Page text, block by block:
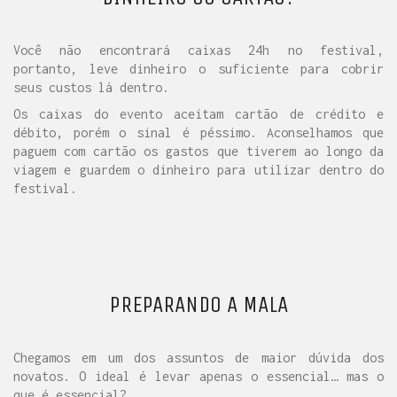
Você não encontrará caixas 24h no festival,
portanto, leve dinheiro o suficiente para cobrir
seus custos lá dentro.
Os caixas do evento aceitam cartão de crédito e
débito, porém o sinal é péssimo. Aconselhamos que
paguem com cartão os gastos que tiverem ao longo da
viagem e guardem o dinheiro para utilizar dentro do
festival.
PREPARANDO A MALA
Chegamos em um dos assuntos de maior dúvida dos
novatos. O ideal é levar apenas o essencial… mas o